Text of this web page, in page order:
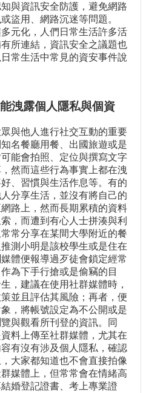
與資訊安全防護，避免網路
盜用、網路沉迷等問題。
元化，人們日常生活許多活
所連結，資訊安全之議題也
常生活中常見的資安事件說
洩露個人隱私與個資
與他人進行社交互動的重要
名餐廳用餐、出國旅遊或是
能會拍照、定位與撰寫文字
然而這些行為事實上都在洩
、習慣與生活作息等。有的
分享生活，並沒有將自己的
路上，然而長期累積的資料
，而遭到有心人士拼湊與利
常分享在某間大學附近的餐
測小明是該校學生或是住在
體便報導過歹徒會鎖定經常
為下手行搶或是偷竊的目
，建議在使用社群媒體時，
並且評估其風險；再者，便
，將帳號設定為不公開或是
與觀看所刊登的資訊。同
料上傳至社群媒體，尤其在
有沒有涉及個人隱私，確認
大家都知道也不會直接拍像
媒體上，但常常會在情緒高
婚登記證書、考上專業證